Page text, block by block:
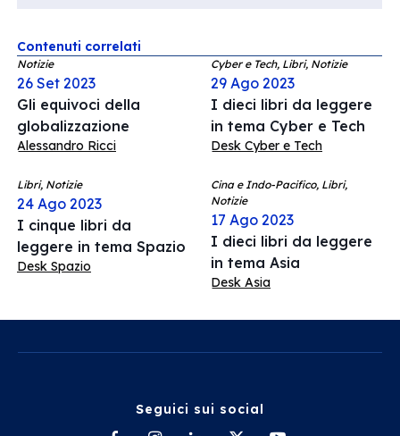
Contenuti correlati
Notizie
26 Set 2023
Gli equivoci della
globalizzazione
Alessandro Ricci
Cyber e Tech, Libri, Notizie
29 Ago 2023
I dieci libri da leggere
in tema Cyber e Tech
Desk Cyber e Tech
Libri, Notizie
24 Ago 2023
I cinque libri da
leggere in tema Spazio
Desk Spazio
Cina e Indo-Pacifico, Libri,
Notizie
17 Ago 2023
I dieci libri da leggere
in tema Asia
Desk Asia
Seguici sui social